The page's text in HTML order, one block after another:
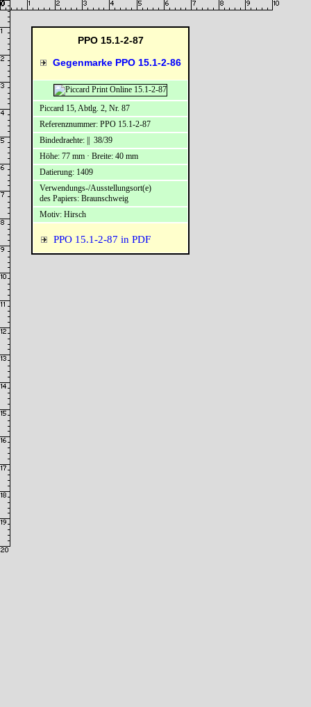
PPO 15.1-2-87
Gegenmarke PPO 15.1-2-86
PPO 15.1-2-87 in PDF
Piccard 15, Abtlg. 2, Nr. 87
Referenznummer: PPO 15.1-2-87
Bindedraehte: || 38/39
Höhe: 77 mm · Breite: 40 mm
Datierung: 1409
Verwendungs-/Ausstellungsort(e)
des Papiers: Braunschweig
Motiv: Hirsch